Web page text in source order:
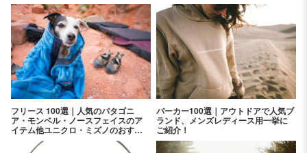
フリース 100選｜人気のパタゴニ
ア・モンベル・ノースフェイスのア
イテム他ユニクロ・ミズノのおすす
めアイテムを紹介！
パーカー100選｜アウトドアで人気ブ
ランド、メンズレディース用一挙に
ご紹介！